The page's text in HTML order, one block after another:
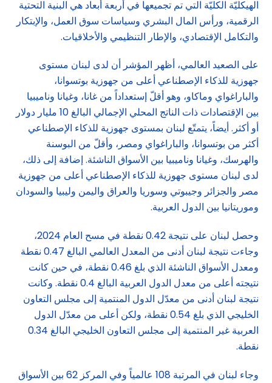
الهيكليّة الكليّة التي تم تجميعها في أربعة أبعاد هي البنية التحتية
الرقمية، ورأس المال البشري وسياسات سوق العمل، والإبتكار
والتكامل الإقتصادي، والإطار التنظيمي والأخلاقيات.
على الصعيد العالمي، أظهر المؤشر أن لدى لبنان مستوى
جهوزية للذكاء الإصطناعي أعلى من جهوزية بوتسوانا،
والباراغواي وماكاو، وهو أقلّ إستعداداً من غانا، وغيانا وناميبيا
بين الإقتصادات ذات الناتج المحلي الإجمالي البالغ 10 مليار دولار
أو أكثر. أيضاً، يتمتّع لبنان بمستوى جهوزية للذكاء الإصطناعي
أكثر من بوتسوانا، والباراغواي ومصر، وأقلّ من البوسنة
والهرسك، وغيانا وناميبيا بين الأسواق الناشئة. إضافة إلى ذلك،
لدى لبنان مستوى جهوزية للذكاء الإصطناعي أعلى من جهوزية
مصر والجزائر وجيبوتي وسوريا والعراق واليمن وليبيا والسودان
وموريتانيا بين الدول العربية.
وحصل لبنان على نتيجة 0.42 نقطة في مسح العام 2024،
وجاءت نتيجة لبنان أدنى من المعدل العالمي البالغ 0.47 نقطة
ومعدل الأسواق الناشئة الذي بلغ 0.46 نقطة، في حين كانت
نتيجته أعلى من معدل الدول العربية البالغ 0.4 نقطة. وكانت
نتيجة لبنان أدنى من معدّل الدول المنتمية إلى مجلس التعاون
الخليجي الذي بلغ 0.54 نقطة، ولكن أعلى من معدّل الدول
العربية غير المنتمية إلى مجلس التعاون الخليجي البالغ 0.34
نقطة.
وجاء لبنان في المرتبة 108 عالمياً وفي المركز 62 بين الأسواق